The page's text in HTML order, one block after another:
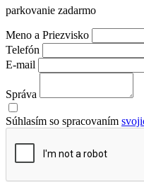
parkovanie zadarmo
Meno a Priezvisko
Telefón
E-mail
Správa
Súhlasím so spracovaním